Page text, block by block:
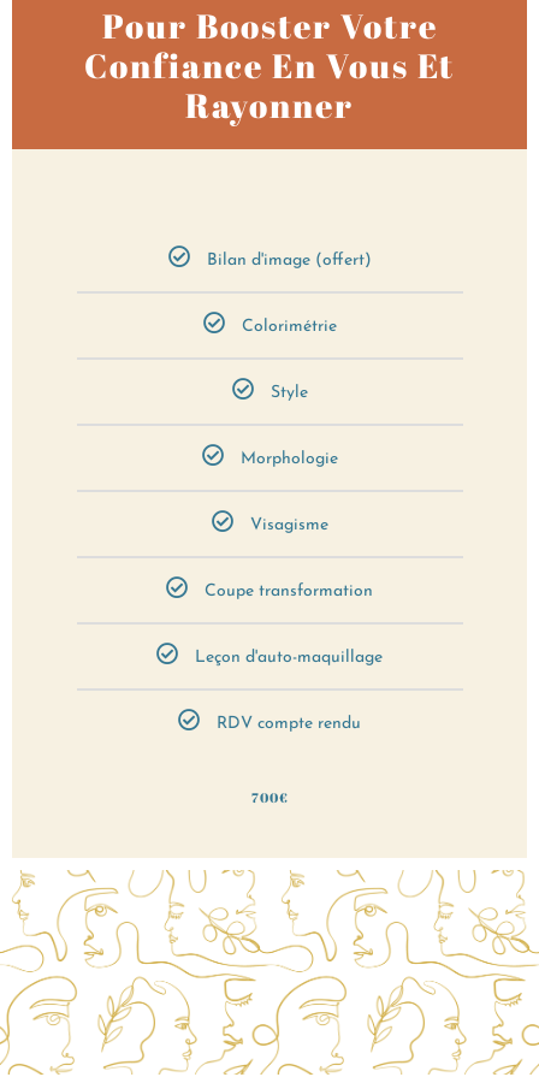
Pour Booster Votre
Confiance En Vous Et
Rayonner
Bilan d'image (offert)
Colorimétrie
Style
Morphologie
Visagisme
Coupe transformation
Leçon d'auto-maquillage
RDV compte rendu
700€